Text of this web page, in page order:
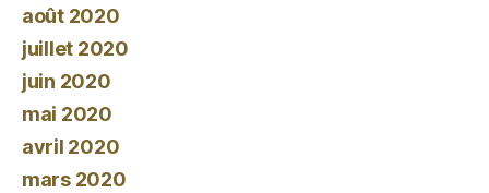
août 2020
juillet 2020
juin 2020
mai 2020
avril 2020
mars 2020